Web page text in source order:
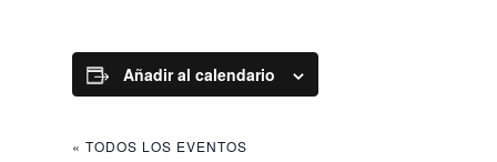
Añadir al calendario
« TODOS LOS EVENTOS